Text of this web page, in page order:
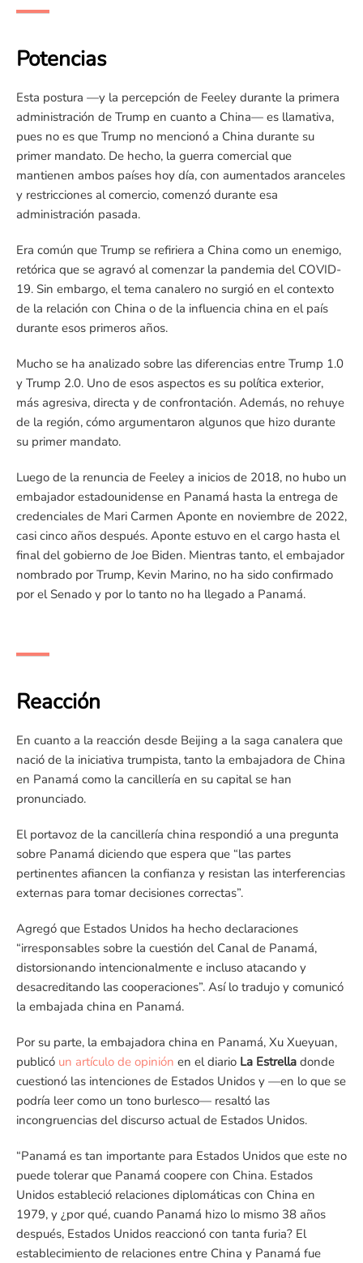
Potencias
Esta postura —y la percepción de Feeley durante la primera
administración de Trump en cuanto a China— es llamativa,
pues no es que Trump no mencionó a China durante su
primer mandato. De hecho, la guerra comercial que
mantienen ambos países hoy día, con aumentados aranceles
y restricciones al comercio, comenzó durante esa
administración pasada.
Era común que Trump se refiriera a China como un enemigo,
retórica que se agravó al comenzar la pandemia del COVID-
19. Sin embargo, el tema canalero no surgió en el contexto
de la relación con China o de la influencia china en el país
durante esos primeros años.
Mucho se ha analizado sobre las diferencias entre Trump 1.0
y Trump 2.0. Uno de esos aspectos es su política exterior,
más agresiva, directa y de confrontación. Además, no rehuye
de la región, cómo argumentaron algunos que hizo durante
su primer mandato.
Luego de la renuncia de Feeley a inicios de 2018, no hubo un
embajador estadounidense en Panamá hasta la entrega de
credenciales de Mari Carmen Aponte en noviembre de 2022,
casi cinco años después. Aponte estuvo en el cargo hasta el
final del gobierno de Joe Biden. Mientras tanto, el embajador
nombrado por Trump, Kevin Marino, no ha sido confirmado
por el Senado y por lo tanto no ha llegado a Panamá.
Reacción
En cuanto a la reacción desde Beijing a la saga canalera que
nació de la iniciativa trumpista, tanto la embajadora de China
en Panamá como la cancillería en su capital se han
pronunciado.
El portavoz de la cancillería china respondió a una pregunta
sobre Panamá diciendo que espera que “las partes
pertinentes afiancen la confianza y resistan las interferencias
externas para tomar decisiones correctas”.
Agregó que Estados Unidos ha hecho declaraciones
“irresponsables sobre la cuestión del Canal de Panamá,
distorsionando intencionalmente e incluso atacando y
desacreditando las cooperaciones”. Así lo tradujo y comunicó
la embajada china en Panamá.
Por su parte, la embajadora china en Panamá, Xu Xueyuan,
publicó un artículo de opinión en el diario La Estrelladonde
cuestionó las intenciones de Estados Unidos y —en lo que se
podría leer como un tono burlesco— resaltó las
incongruencias del discurso actual de Estados Unidos.
“Panamá es tan importante para Estados Unidos que este no
puede tolerar que Panamá coopere con China. Estados
Unidos estableció relaciones diplomáticas con China en
1979, y ¿por qué, cuando Panamá hizo lo mismo 38 años
después, Estados Unidos reaccionó con tanta furia? El
establecimiento de relaciones entre China y Panamá fue